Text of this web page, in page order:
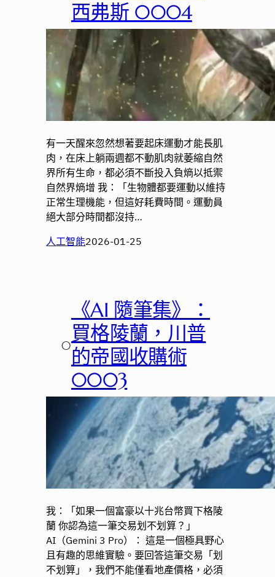
西弗斯 0004
有一天醒來忽然想著要起床運動才能長肌
肉，在床上躺兩週都不動肌肉就萎縮自然
界所有生命，都必須不斷投入負熵以抵禦
自然界熵增 我：「生物體都要運動以維持
正常生理機能，但這好耗費時間。運動員
絕大部分時間都沒持…
人工智能2026-01-25
○
《AI 隨筆集》：
買格陵蘭，川普
的帝國收購術
0003
我：「如果一個富豪以十兆台幣買下格陵
蘭 你認為這一筆交易划不划算？」
AI（Gemini 3 Pro）： 這是一個極具野心
且有趣的思維實驗。要回答這筆交易「划
不划算」，我們不能僅看地產價格，必須